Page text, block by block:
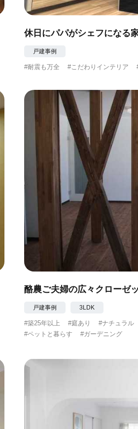
休日にパパがシェフになる
戸建事例
#耐震も万全 #こだわりインテリア
酪農ご夫婦の広々クローゼ
戸建事例 3LDK
#築25年以上 #庭あり #ナチュラル
#ペットと暮らす
#ガーデニング